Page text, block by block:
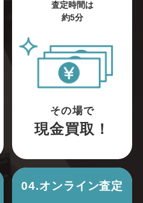
査定時間は
約5分
その場で
現金買取！
04.オンライン査定